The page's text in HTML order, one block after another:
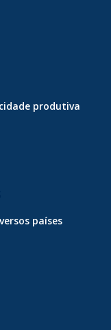
produtiva
países